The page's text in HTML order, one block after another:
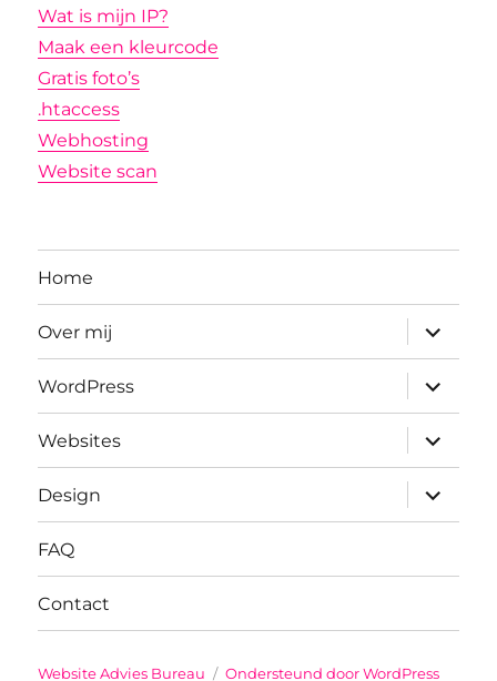
Wat is mijn IP?
Maak een kleurcode
Gratis foto’s
.htaccess
Webhosting
Website scan
Home
Over mij
submenu
WordPress
submenu
Websites
submenu
Design
submenu
FAQ
Contact
Website Advies Bureau Ondersteund door WordPress